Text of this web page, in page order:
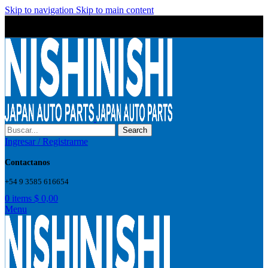
Skip to navigation Skip to main content
Search
Ingresar / Registrarme
Contactanos
+54 9 3585 616654
0 items $ 0,00
Menu